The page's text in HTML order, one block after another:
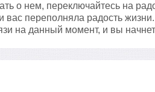
о нем, переключайтесь на
вас переполняла радость
на данный момент, и вы